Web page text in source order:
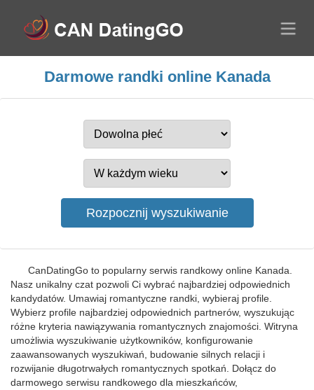
Darmowe randki online Kanada
CanDatingGo to popularny serwis randkowy online Kanada.
Nasz unikalny czat pozwoli Ci wybrać najbardziej odpowiednich
kandydatów. Umawiaj romantyczne randki, wybieraj profile.
Wybierz profile najbardziej odpowiednich partnerów, wyszukując
różne kryteria nawiązywania romantycznych znajomości. Witryna
umożliwia wyszukiwanie użytkowników, konfigurowanie
zaawansowanych wyszukiwań, budowanie silnych relacji i
rozwijanie długotrwałych romantycznych spotkań. Dołącz do
darmowego serwisu randkowego dla mieszkańców,